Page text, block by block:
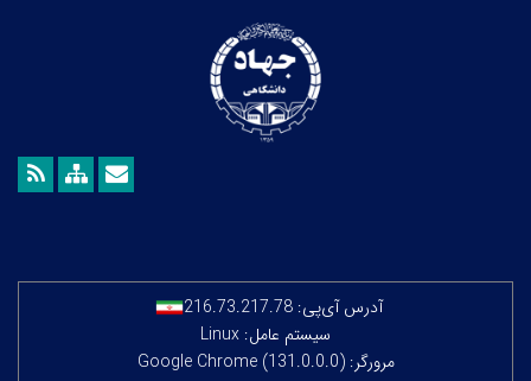
آدرس آی‌پی: 216.73.217.78
سیستم عامل: Linux
مرورگر: Google Chrome (131.0.0.0)